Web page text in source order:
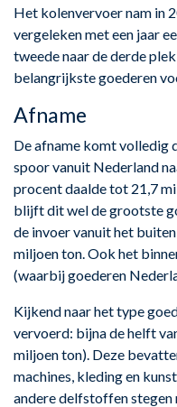
Het kolenvervoer nam in
vergeleken met een jaar
tweede naar de derde
belangrijkste goederen
Afname
De afname komt volledig
spoor vanuit Nederland
procent daalde tot 21,7
blijft dit wel de grootste
de invoer vanuit het
miljoen ton. Ook het
(waarbij goederen
Kijkend naar het type
vervoerd: bijna de helft
miljoen ton). Deze
machines, kleding en
andere delfstoffen stegen